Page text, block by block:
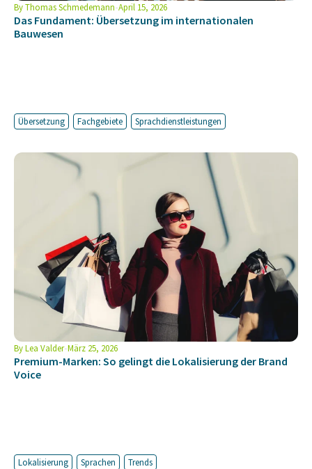
ByThomas Schmedemann April 15, 2026
Das Fundament: Übersetzung im internationalen
Bauwesen
Übersetzung Fachgebiete Sprachdienstleistungen
ByLea Valder März 25, 2026
Premium-Marken: So gelingt die Lokalisierung der Brand
Voice
Lokalisierung Sprachen Trends